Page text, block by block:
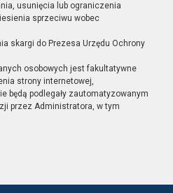
usunięcia lub ograniczenia
sprzeciwu wobec
skargi do Prezesa Urzędu Ochrony
osobowych jest fakultatywne
strony internetowej,
będą podlegały zautomatyzowanym
przez Administratora, w tym